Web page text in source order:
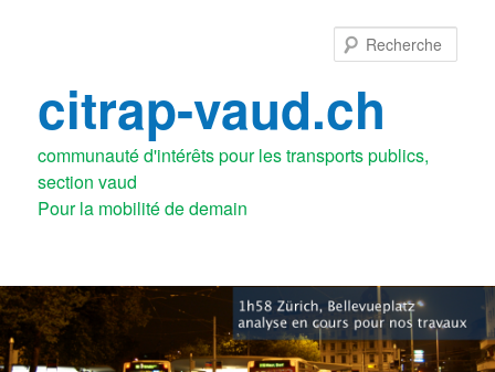
citrap-vaud.ch
communauté d'intérêts pour les transports publics,
section vaud